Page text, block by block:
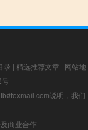
录 | 精选推荐文章 | 网站地
说明，我们
商业合作